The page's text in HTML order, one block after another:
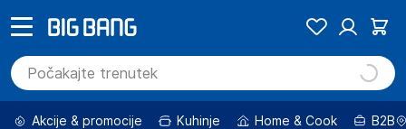
Akcije & promocije Kuhinje Home & Cook B2B